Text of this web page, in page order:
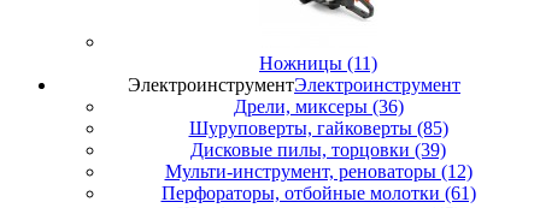
Ножницы (11)
ЭлектроинструментЭлектроинструмент
Дрели, миксеры (36)
Шуруповерты, гайковерты (85)
Дисковые пилы, торцовки (39)
Мульти-инструмент, реноваторы (12)
Перфораторы, отбойные молотки (61)